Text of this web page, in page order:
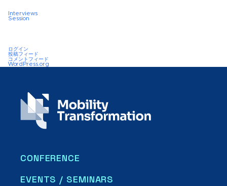
Interviews
Session
ログイン
投稿フィード
コメントフィード
WordPress.org
CONFERENCE
EVENTS / SEMINARS